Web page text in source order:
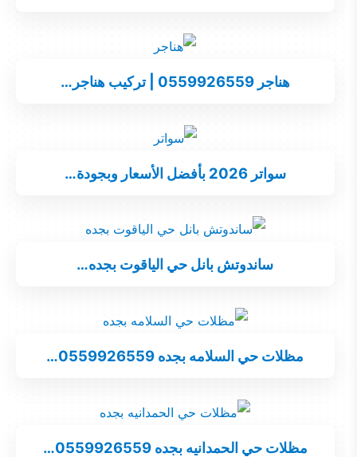
هناجر 0559926559 | تركيب هناجر…
سواتر 2026 بأفضل الأسعار وبجودة…
ساندوتش بانل حي الياقوت بجده…
مظلات حي السلامه بجده 0559926559…
مظلات حي الحمدانيه بجده 0559926559…